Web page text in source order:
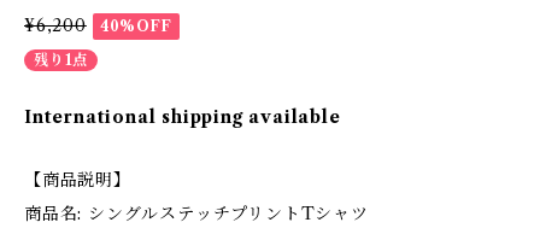
¥6,200
40%OFF
残り1点
International shipping available
【商品説明】
商品名: シングルステッチプリントTシャツ